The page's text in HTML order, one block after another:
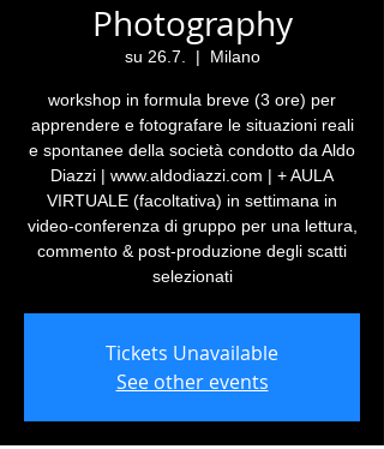
Photography
su 26.7.
  |
Milano
workshop in formula breve (3 ore) per
apprendere e fotografare le situazioni reali
e spontanee della società condotto da Aldo
Diazzi | www.aldodiazzi.com | + AULA
VIRTUALE (facoltativa) in settimana in
video-conferenza di gruppo per una lettura,
commento & post-produzione degli scatti
selezionati
Tickets Unavailable
See other events